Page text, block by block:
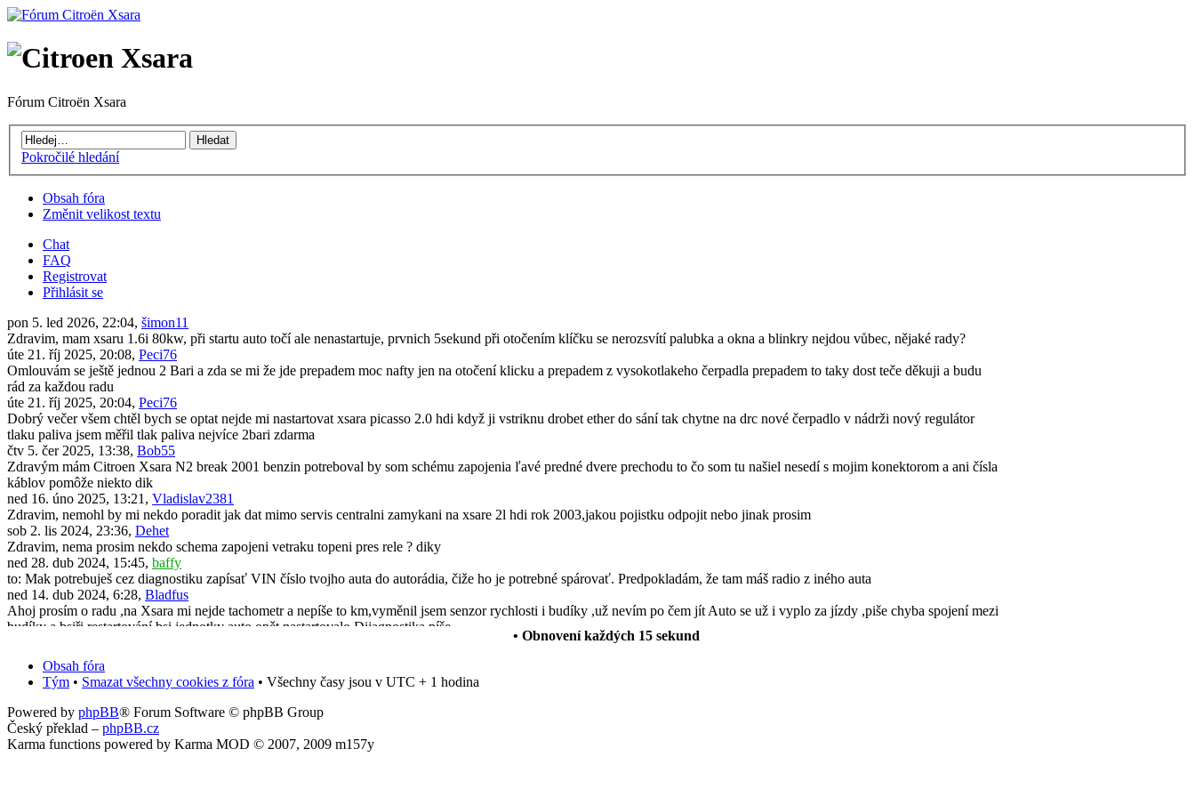
Fórum Citroën Xsara
Pokročilé hledání
Obsah fóra
Změnit velikost textu
Chat
FAQ
Registrovat
Přihlásit se
pon 5. led 2026, 22:04, šimon11
Zdravim, mam xsaru 1.6i 80kw, při startu auto točí ale nenastartuje, prvnich 5sekund při otočením klíčku se nerozsvítí palubka a okna a blinkry nejdou vůbec, nějaké rady?
úte 21. říj 2025, 20:08, Peci76
Omlouvám se ještě jednou 2 Bari a zda se mi že jde prepadem moc nafty jen na otočení klicku a prepadem z vysokotlakeho čerpadla prepadem to taky dost teče děkuji a budu
rád za každou radu
úte 21. říj 2025, 20:04, Peci76
Dobrý večer všem chtěl bych se optat nejde mi nastartovat xsara picasso 2.0 hdi když ji vstriknu drobet ether do sání tak chytne na drc nové čerpadlo v nádrži nový regulátor
tlaku paliva jsem měřil tlak paliva nejvíce 2bari zdarma
čtv 5. čer 2025, 13:38, Bob55
Zdravým mám Citroen Xsara N2 break 2001 benzin potreboval by som schému zapojenia ľavé predné dvere prechodu to čo som tu našiel nesedí s mojim konektorom a ani čísla
káblov pomôže niekto dik
ned 16. úno 2025, 13:21, Vladislav2381
Zdravim, nemohl by mi nekdo poradit jak dat mimo servis centralni zamykani na xsare 2l hdi rok 2003,jakou pojistku odpojit nebo jinak prosim
sob 2. lis 2024, 23:36, Dehet
Zdravim, nema prosim nekdo schema zapojeni vetraku topeni pres rele ? diky
ned 28. dub 2024, 15:45, baffy
to: Mak potrebuješ cez diagnostiku zapísať VIN číslo tvojho auta do autorádia, čiže ho je potrebné spárovať. Predpokladám, že tam máš radio z iného auta
ned 14. dub 2024, 6:28, Bladfus
Ahoj prosím o radu ,na Xsara mi nejde tachometr a nepíše to km,vyměnil jsem senzor rychlosti i budíky ,už nevím po čem jít Auto se už i vyplo za jízdy ,piše chyba spojení mezi
budíky a bsiři restartování bsi jednotky auto opět nastartovalo.Dijagnostika píše
Dobrý den. Po demontáži a zpětné montáži originálního radia všechno funguje normálně ale rádio vydáva neusrále přerušovaný ton. Vědel by někdo jak se toho zbavit? Díky
předem za jakoukoliv radu.
úte 31. říj 2023, 13:39,Vafle_2001cz
Zdravím, neřešil někdo vylepšení Xsary? Konkrétně výměna zadních manuálních oken za elektrická okna a levé zpětné zrcátko manuální za elektrické?
čtv 20. črc 2023, 13:34, scorpick
Ahoj všichni, mám problém u mé Xsary break N2 2004 1.6 16V 80kw. Stále mi svítí všechny výstražné kontrolky na přístrojové desce ale nejde rychloměr, teplota, prostě
nic..jinak jdou světla, směrovky, akorát to neukazuje palubak. V servisu nemůžou zjistit příčinu.
• Obnovení každých 15 sekund
Obsah fóra
Tým • Smazat všechny cookies z fóra • Všechny časy jsou v UTC + 1 hodina
Powered by phpBB® Forum Software © phpBB Group
Český překlad – phpBB.cz
Karma functions powered by Karma MOD © 2007, 2009 m157y